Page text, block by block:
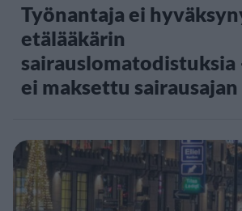
Työnantaja ei
etälääkärin
sairauslomatodistuksia
ei maksettu